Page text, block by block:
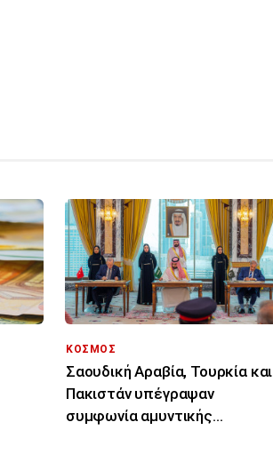
ΚΟΣΜΟΣ
Σαουδική Αραβία, Τουρκία και
Πακιστάν υπέγραψαν
συμφωνία αμυντικής